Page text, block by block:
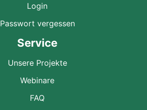
Login
Passwort vergessen
Service
Unsere Projekte
Webinare
FAQ